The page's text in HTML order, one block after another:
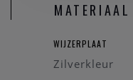
MATERIAAL
WIJZERPLAAT
Zilverkleur